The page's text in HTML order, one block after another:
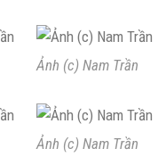
Ảnh (c) Nam Trần
Ảnh (c) Nam Trần